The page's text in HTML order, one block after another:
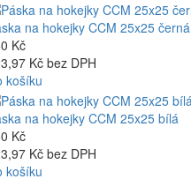
na hokejky CCM 25x25 černá
Kč
Kč bez DPH
košíku
na hokejky CCM 25x25 bílá
Kč
Kč bez DPH
košíku